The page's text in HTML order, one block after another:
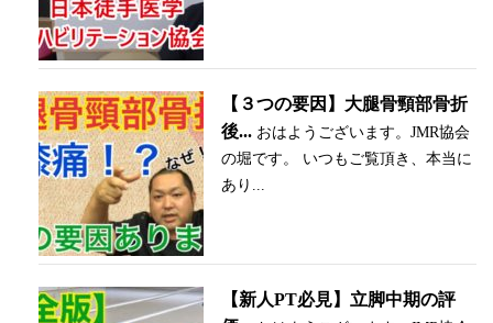
【３つの要因】大腿骨頸部骨折
後... おはようございます。JMR協会
の堀です。 いつもご覧頂き、本当に
あり...
【新人PT必見】立脚中期の評